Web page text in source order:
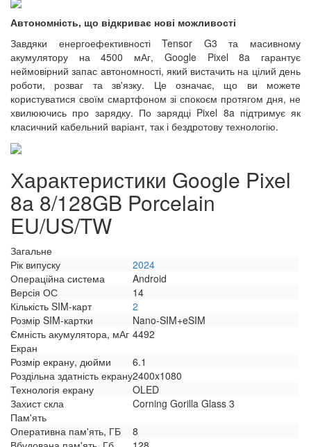
Автономність, що відкриває нові можливості
Завдяки енергоефективності Tensor G3 та масивному
акумулятору на 4500 мАг, Google Pixel 8a гарантує
неймовірний запас автономності, який вистачить на цілий день
роботи, розваг та зв'язку. Це означає, що ви можете
користуватися своїм смартфоном зі спокоєм протягом дня, не
хвилюючись про зарядку. По зарядці Pixel 8a підтримує як
класичний кабельний варіант, так і бездротову технологію.
Характеристики Google Pixel
8a 8/128GB Porcelain
EU/US/TW
Загальне
Рік випуску
2024
Операційна система
Android
Версія ОС
14
Кількість SIM-карт
2
Розмір SIM-картки
Nano-SIM+eSIM
Ємність акумулятора, мАг 4492
Екран
Розмір екрану, дюйми
6.1
Роздільна здатність екрану2400x1080
Технологія екрану
OLED
Захист скла
Corning Gorilla Glass 3
Пам'ять
Оперативна пам'ять, ГБ
8